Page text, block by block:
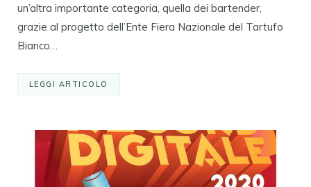
un’altra importante categoria, quella dei bartender,
grazie al progetto dell’Ente Fiera Nazionale del Tartufo
Bianco…
LEGGI ARTICOLO